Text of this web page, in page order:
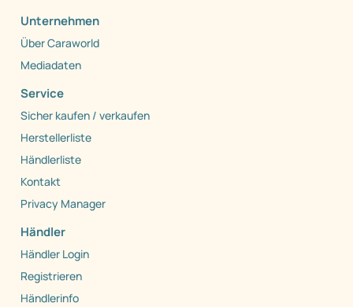
Unternehmen
Über Caraworld
Mediadaten
Service
Sicher kaufen / verkaufen
Herstellerliste
Händlerliste
Kontakt
Privacy Manager
Händler
Händler Login
Registrieren
Händlerinfo